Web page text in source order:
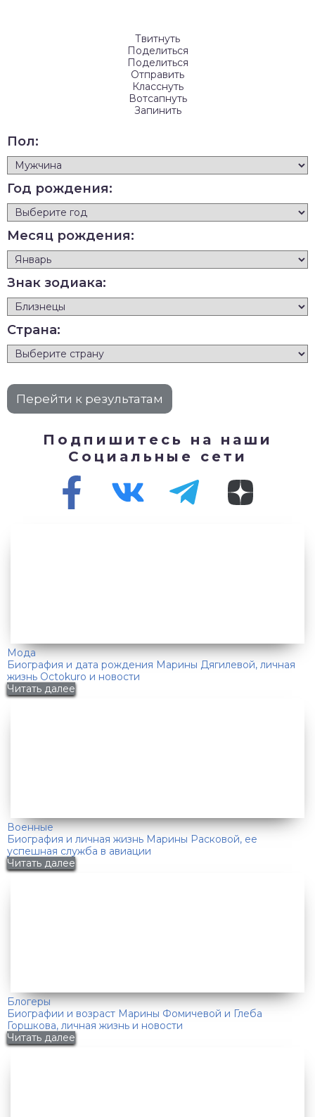
Твитнуть
Поделиться
Поделиться
Отправить
Класснуть
Вотсапнуть
Запинить
Пол:
Год рождения:
Месяц рождения:
Знак зодиака:
Страна:
Подпишитесь на наши
Социальные сети
Мода
Биография и дата рождения Марины Дягилевой, личная
жизнь Octokuro и новости
Читать далее
Военные
Биография и личная жизнь Марины Расковой, ее
успешная служба в авиации
Читать далее
Блогеры
Биографии и возраст Марины Фомичевой и Глеба
Горшкова, личная жизнь и новости
Читать далее